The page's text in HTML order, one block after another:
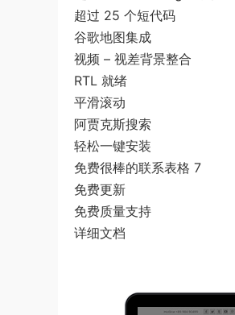
超过 25 个短代码
谷歌地图集成
视频 – 视差背景整合
RTL 就绪
平滑滚动
阿贾克斯搜索
轻松一键安装
免费很棒的联系表格 7
免费更新
免费质量支持
详细文档